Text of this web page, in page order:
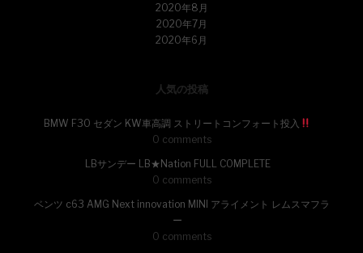
2020年8月
2020年7月
2020年6月
人気の投稿
BMW F30 セダン KW車高調 ストリートコンフォート投入
0 comments
LBサンデー LB★Nation FULL COMPLETE
0 comments
ベンツ c63 AMG Next innovation MINI アライメント レムスマフラ
ー
0 comments